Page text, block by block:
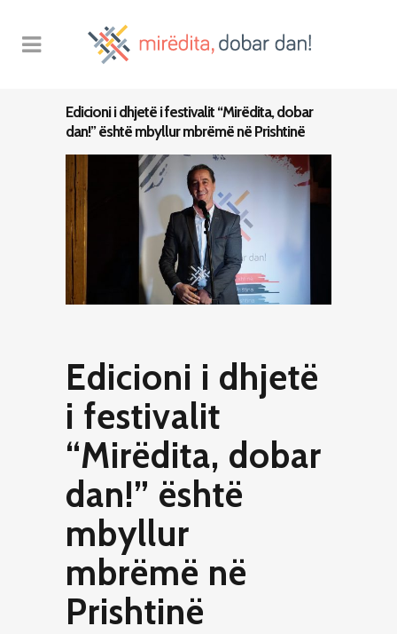
Edicioni i dhjetë i festivalit “Mirëdita, dobar
dan!” është mbyllur mbrëmë në Prishtinë
Edicioni i dhjetë
i festivalit
“Mirëdita, dobar
dan!” është
mbyllur
mbrëmë në
Prishtinë